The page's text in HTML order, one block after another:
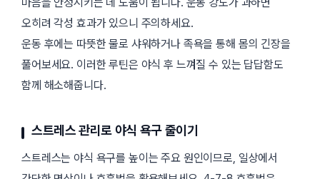
마음을 안정시키는 데 도움이 됩니다. 운동 강도가 과하면
오히려 각성 효과가 있으니 주의하세요.
운동 후에는 따뜻한 물로 샤워하거나 족욕을 통해 몸의 긴장을
풀어보세요. 이러한 루틴은 야식 후 느껴질 수 있는 답답함도
함께 해소해줍니다.
스트레스 관리로 야식 욕구 줄이기
스트레스는 야식 욕구를 높이는 주요 원인이므로, 일상에서